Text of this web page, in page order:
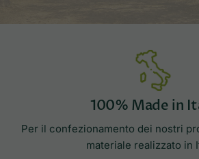
100% Made in
Per il confezionamento dei nostri
materiale realizzato in